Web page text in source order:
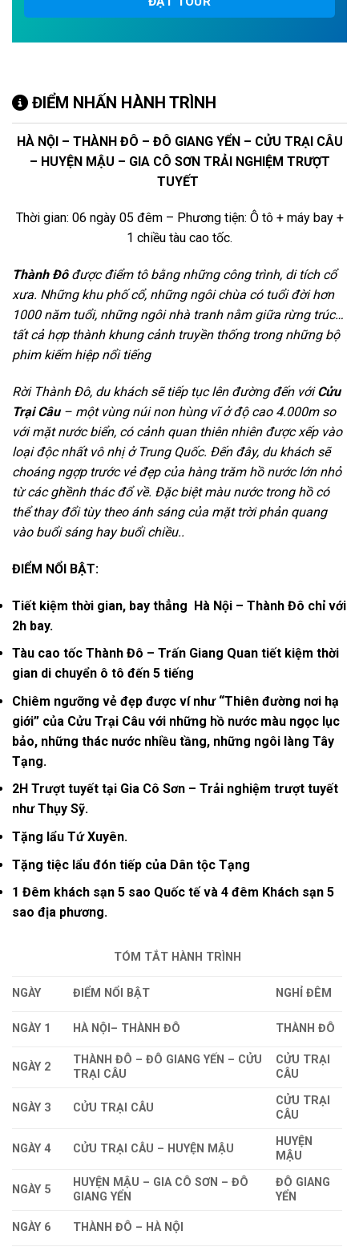
ĐIỂM NHẤN HÀNH TRÌNH
HÀ NỘI – THÀNH ĐÔ – ĐÔ GIANG YỂN – CỬU TRẠI CÂU
– HUYỆN MẬU – GIA CÔ SƠN TRẢI NGHIỆM TRƯỢT
TUYẾT
Thời gian: 06 ngày 05 đêm – Phương tiện: Ô tô + máy bay +
1 chiều tàu cao tốc.
Thành Đô được điểm tô bằng những công trình, di tích cổ
xưa. Những khu phố cổ, những ngôi chùa có tuổi đời hơn
1000 năm tuổi, những ngôi nhà tranh nằm giữa rừng trúc…
tất cả hợp thành khung cảnh truyền thống trong những bộ
phim kiếm hiệp nổi tiếng
Rời Thành Đô, du khách sẽ tiếp tục lên đường đến vớiCửu
Trại Câu– một vùng núi non hùng vĩ ở độ cao 4.000m so
với mặt nước biển, có cảnh quan thiên nhiên được xếp vào
loại độc nhất vô nhị ở Trung Quốc. Đến đây, du khách sẽ
choáng ngợp trước vẻ đẹp của hàng trăm hồ nước lớn nhỏ
từ các ghềnh thác đổ về. Đặc biệt màu nước trong hồ có
thể thay đổi tùy theo ánh sáng của mặt trời phản quang
vào buổi sáng hay buổi chiều..
ĐIỂM NỔI BẬT:
Tiết kiệm thời gian, bay thẳng Hà Nội – Thành Đô chỉ với
2h bay.
Tàu cao tốc Thành Đô – Trấn Giang Quan tiết kiệm thời
gian di chuyển ô tô đến 5 tiếng
Chiêm ngưỡng vẻ đẹp được ví như “Thiên đường nơi hạ
giới” của Cửu Trại Câu với những hồ nước màu ngọc lục
bảo, những thác nước nhiều tầng, những ngôi làng Tây
Tạng.
2H Trượt tuyết tại Gia Cô Sơn – Trải nghiệm trượt tuyết
như Thụy Sỹ.
Tặng lẩu Tứ Xuyên.
Tặng tiệc lẩu đón tiếp của Dân tộc Tạng
1 Đêm khách sạn 5 sao Quốc tế và 4 đêm Khách sạn 5
sao địa phương.
TÓM TẮT HÀNH TRÌNH
NGÀY ĐIỂM NỔI BẬT NGHỈ ĐÊM
NGÀY 1 HÀ NỘI– THÀNH ĐÔ THÀNH ĐÔ
NGÀY 2
THÀNH ĐÔ – ĐÔ GIANG YẾN – CỬU
TRẠI CÂU
CỬU TRẠI
CÂU
NGÀY 3 CỬU TRẠI CÂU
CỬU TRẠI
CÂU
NGÀY 4 CỬU TRẠI CÂU – HUYỆN MẬU
HUYỆN
MẬU
NGÀY 5
HUYỆN MẬU – GIA CÔ SƠN – ĐÔ
GIANG YỂN
ĐÔ GIANG
YỂN
NGÀY 6 THÀNH ĐÔ – HÀ NỘI